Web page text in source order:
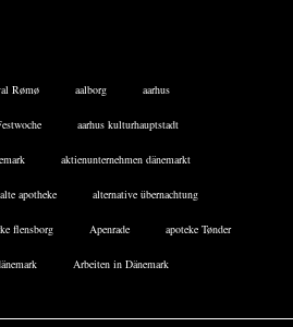
Rømø aalborg aarhus
aarhus kulturhauptstadt
aktienunternehmen dänemarkt
alte apotheke alternative übernachtung
flensborg Apenrade apoteke Tønder
Arbeiten in Dänemark